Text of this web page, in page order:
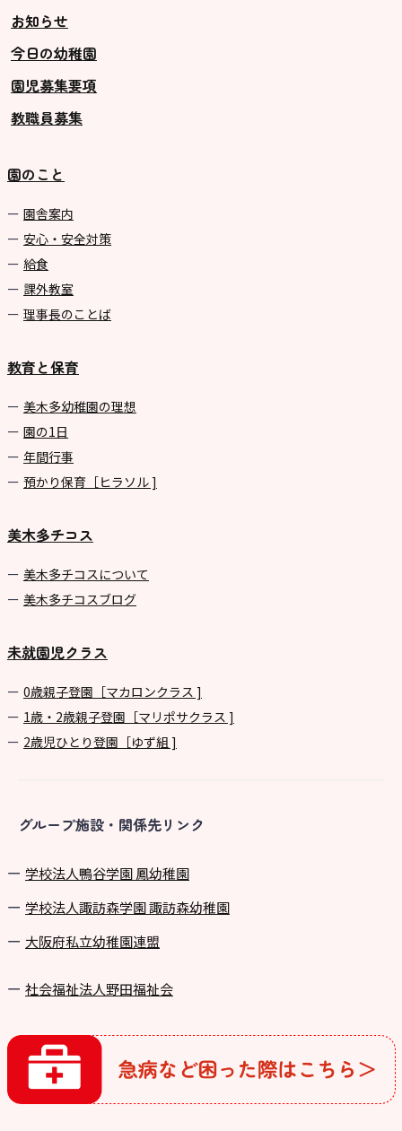
お知らせ
今日の幼稚園
園児募集要項
教職員募集
園のこと
園舎案内
安心・安全対策
給食
課外教室
理事長のことば
教育と保育
美⽊多幼稚園の理想
園の1⽇
年間⾏事
預かり保育［ヒラソル ]
美木多チコス
美⽊多チコスについて
美⽊多チコスブログ
未就園児クラス
0歳親子登園［マカロンクラス ]
1歳・2歳親子登園［マリポサクラス ]
2歳児ひとり登園［ゆず組 ]
グループ施設・関係先リンク
学校法⼈鴨⾕学園 鳳幼稚園
学校法⼈諏訪森学園 諏訪森幼稚園
⼤阪府私⽴幼稚園連盟
社会福祉法人野田福祉会